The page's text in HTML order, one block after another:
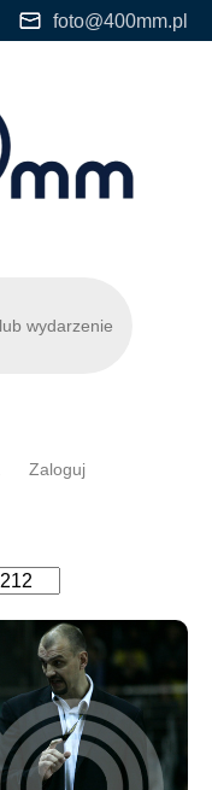
foto@400mm.pl
Zaloguj